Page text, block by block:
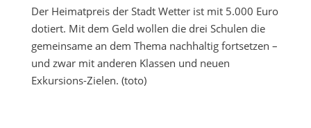
Der Heimatpreis der Stadt Wetter ist mit 5.000 Euro
dotiert. Mit dem Geld wollen die drei Schulen die
gemeinsame an dem Thema nachhaltig fortsetzen –
und zwar mit anderen Klassen und neuen
Exkursions-Zielen. (toto)